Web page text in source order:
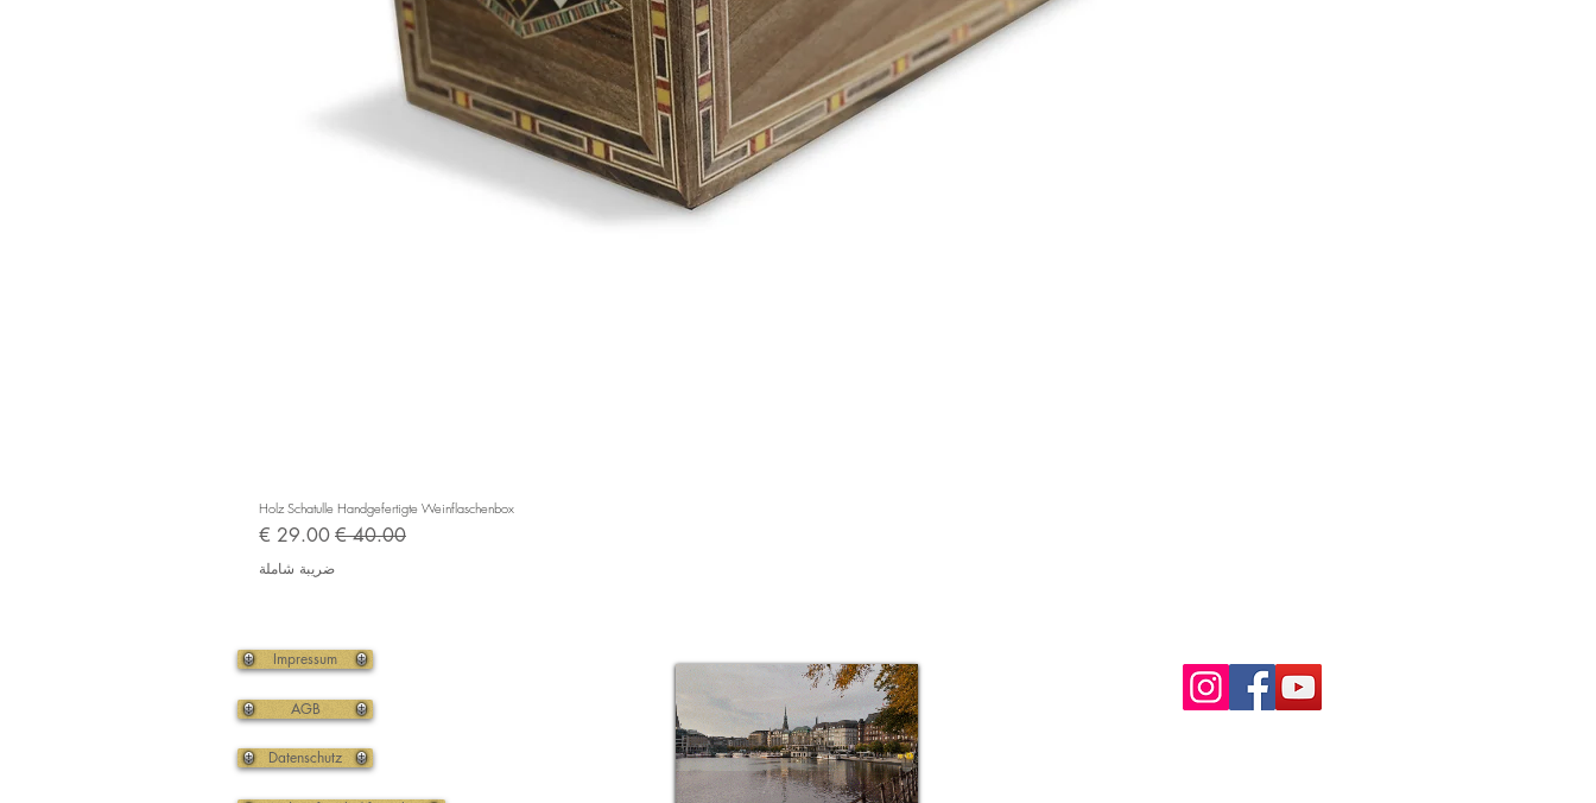
Holz Schatulle Handgefertigte Weinflaschenbox
سعر عاديسعر البيع
ضريبة شاملة
Impressum
AGB
Datenschutz
Top